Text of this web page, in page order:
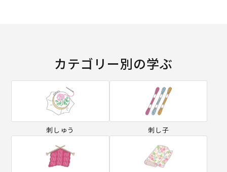
カテゴリー別の学ぶ
刺しゅう 刺し子